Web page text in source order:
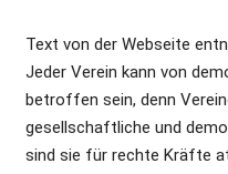
Text von der Webseite
Jeder Verein kann von
betroffen sein, denn
gesellschaftliche und
sind sie für rechte Kräfte